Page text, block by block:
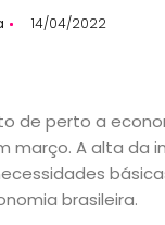
14/04/2022
de perto a
março. A alta da
brasileira.